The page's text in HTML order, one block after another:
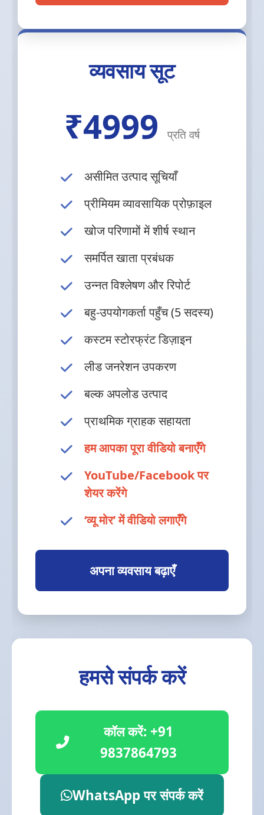
व्यवसाय सूट
₹4999 प्रति वर्ष
असीमित उत्पाद सूचियाँ
प्रीमियम व्यावसायिक प्रोफ़ाइल
खोज परिणामों में शीर्ष स्थान
समर्पित खाता प्रबंधक
उन्नत विश्लेषण और रिपोर्ट
बहु-उपयोगकर्ता पहुँच (5 सदस्य)
कस्टम स्टोरफ्रंट डिज़ाइन
लीड जनरेशन उपकरण
बल्क अपलोड उत्पाद
प्राथमिक ग्राहक सहायता
हम आपका पूरा वीडियो बनाएँगे
YouTube/Facebook पर
शेयर करेंगे
‘व्यू मोर’ में वीडियो लगाएँगे
अपना व्यवसाय बढ़ाएँ
हमसे संपर्क करें
कॉल करें: +91
9837864793
WhatsApp पर संपर्क करें